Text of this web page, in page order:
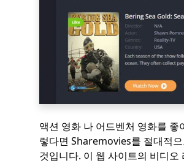
액션 영화 나 어드벤처 영화를 좋
렇다면 Sharemovies를 절대적
것입니다. 이 웹 사이트의 비디오